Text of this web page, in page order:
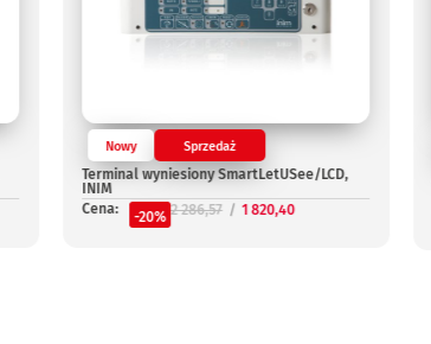
Nowy Sprzedaż
Terminal wyniesiony SmartLetUSee/LCD,
INIM
Cena:
-20% 2 286,57 1 820,40